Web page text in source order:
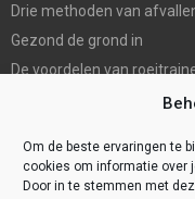
Om de beste ervaringen te
cookies om informatie over
Door in te stemmen met
Drie methoden van
Gezond de grond in
De voordelen van
De Mondhygienist &